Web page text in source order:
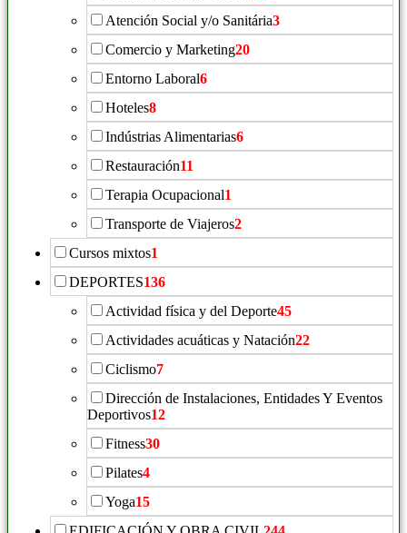
Atención Social y/o Sanitária3
Comercio y Marketing20
Entorno Laboral6
Hoteles8
Indústrias Alimentarias6
Restauración11
Terapia Ocupacional1
Transporte de Viajeros2
Cursos mixtos1
DEPORTES136
Actividad física y del Deporte45
Actividades acuáticas y Natación22
Ciclismo7
Dirección de Instalaciones, Entidades Y Eventos
Deportivos12
Fitness30
Pilates4
Yoga15